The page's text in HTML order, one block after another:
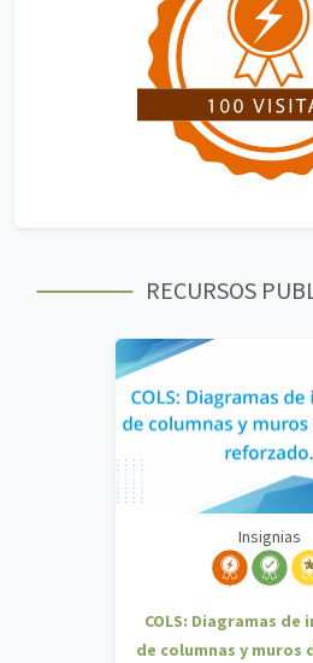
RECURSOS
Insignias
COLS: Diagramas de
de columnas y muros